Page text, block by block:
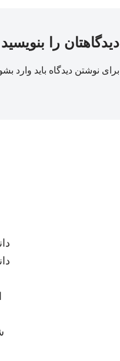
دیدگاهتان را بنویسید
برای نوشتن دیدگاه باید وارد